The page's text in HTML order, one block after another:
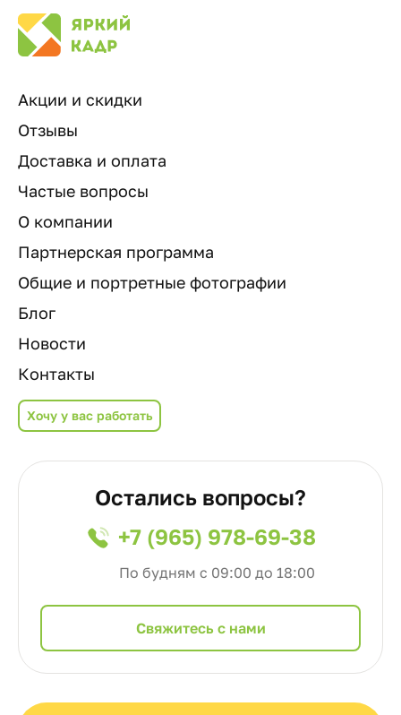
Акции и скидки
Отзывы
Доставка и оплата
Частые вопросы
О компании
Партнерская программа
Общие и портретные фотографии
Блог
Новости
Контакты
Хочу у вас работать
Остались вопросы?
+7 (965) 978-69-38
По будням с 09:00 до 18:00
Cвяжитесь с нами